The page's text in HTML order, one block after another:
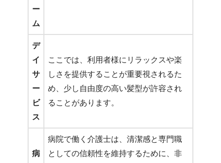
ー
ム
デ
イ
サ
ー
ビ
ス
ここでは、利用者様にリラックスや楽
しさを提供することが重要視されるた
め、少し自由度の高い髪型が許容され
ることがあります。
病
病院で働く介護士は、清潔感と専門職
としての信頼性を維持するために、非